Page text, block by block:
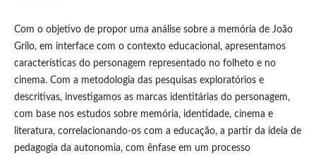
Com o objetivo de propor uma análise sobre a memória de João
Grilo, em interface com o contexto educacional, apresentamos
características do personagem representado no folheto e no
cinema. Com a metodologia das pesquisas exploratórios e
descritivas, investigamos as marcas identitárias do personagem,
com base nos estudos sobre memória, identidade, cinema e
literatura, correlacionando-os com a educação, a partir da ideia de
pedagogia da autonomia, com ênfase em um processo